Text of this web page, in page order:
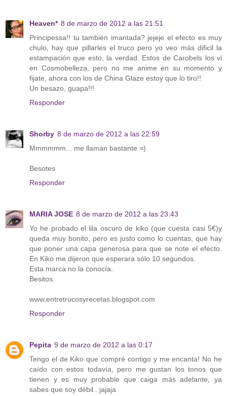
Heaven* 8 de marzo de 2012 a las 21:51
Principessa!! tu también imantada? jejeje el efecto es muy
chulo, hay que pillarles el truco pero yo veo más dificil la
estampación que esto, la verdad. Estos de Carobels los vi
en Cosmobelleza, pero no me anime en su momento y
fijate, ahora con los de China Glaze estoy que lo tiro!!
Un besazo, guapa!!!
Responder
Shorby 8 de marzo de 2012 a las 22:59
Mmmmmm... me llaman bastante =)
Besotes
Responder
MARIA JOSE 8 de marzo de 2012 a las 23:43
Yo he probado el lila oscuro de kiko (que cuesta casi 5€)y
queda muy bonito, pero es justo como lo cuentas, que hay
que poner una capa generosa para que se note el efecto.
En Kiko me dijeron que esperara sólo 10 segundos.
Esta marca no la conocía.
Besitos.
www.entretrucosyrecetas.blogspot.com
Responder
Pepita 9 de marzo de 2012 a las 0:17
Tengo el de Kiko que compré contigo y me encanta! No he
caído con estos todavía, pero me gustan los tonos que
tienen y es muy probable que caiga más adelante, ya
sabes que soy débil.. jajaja